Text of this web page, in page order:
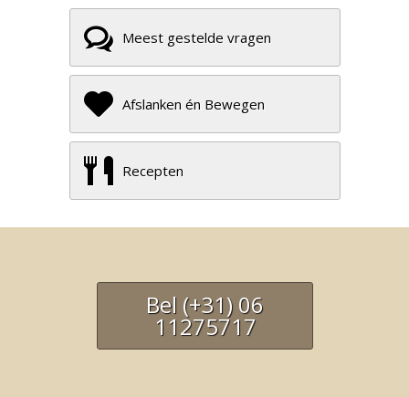
Meest gestelde vragen
Afslanken én Bewegen
Recepten
Bel (+31) 06
11275717